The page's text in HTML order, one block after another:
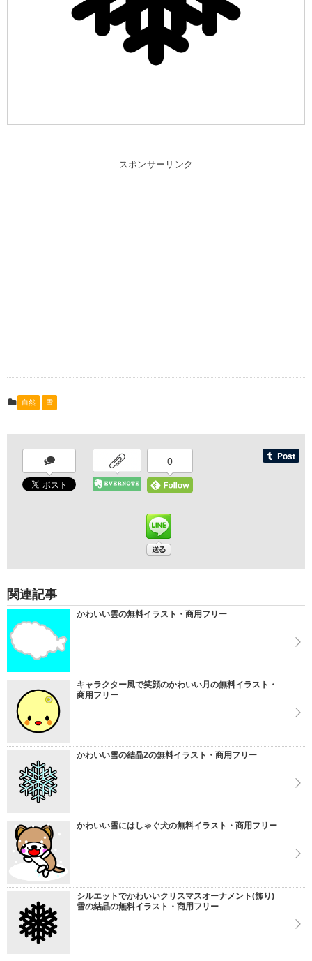
スポンサーリンク
自然 雪
0
関連記事
かわいい雲の無料イラスト・商用フリー
キャラクター風で笑顔のかわいい月の無料イラスト・
商用フリー
かわいい雪の結晶2の無料イラスト・商用フリー
かわいい雪にはしゃぐ犬の無料イラスト・商用フリー
シルエットでかわいいクリスマスオーナメント(飾り)
雪の結晶の無料イラスト・商用フリー